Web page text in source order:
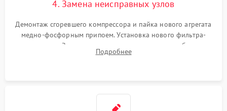
4. Замена неисправных узлов
Демонтаж сгоревшего компрессора и пайка нового агрегата
медно-фосфорным припоем. Установка нового фильтра-
осушителя. Замена изношенных вентиляторов обдува,
сломанных заслонок или поврежденных дверных петель.
Подробнее